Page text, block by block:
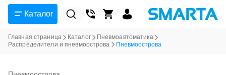
Каталог
Главная страница Каталог
Пневмоавтоматика
Распределители и пневмоострова
Пневмоострова